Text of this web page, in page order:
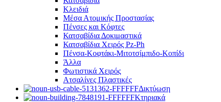
Κλειδιά
Μέσα Ατομικής Προστασίας
Πένσες και Κόφτες
Κατσαβίδια Δοκιμαστικά
Κατσαβίδια Χειρός Pz-Ph
Πένσα-Κοφτάκι-Μιτοτσίμπιδο-Κοπίδι
Άλλα
Φωτιστικά Χειρός
Ατσαλίνες Πλαστικές
Δικτύωση
Κτηριακά